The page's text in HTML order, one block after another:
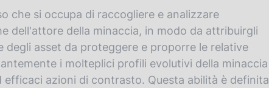
che si occupa di raccogliere e analizzare
dell'attore della minaccia, in modo da attribuirgli
asset da proteggere e proporre le relative
i molteplici profili evolutivi della minaccia
azioni di contrasto. Questa abilità è definita